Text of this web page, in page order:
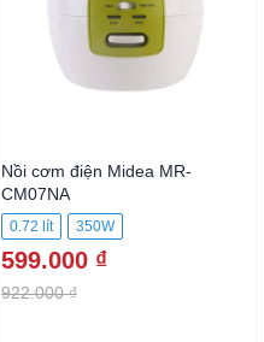
Nồi cơm điện Midea MR-
CM07NA
0.72 lít 350W
599.000 ₫
922.000 ₫